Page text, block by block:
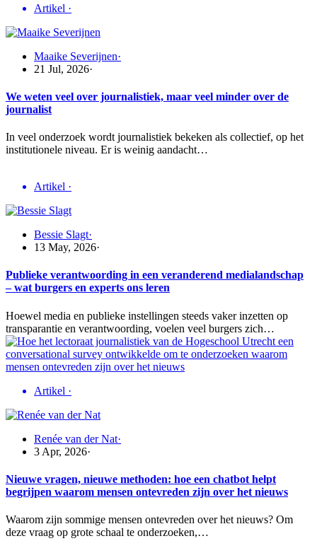
Artikel ·
Maaike Severijnen·
21 Jul, 2026·
We weten veel over journalistiek, maar veel minder over de
journalist
In veel onderzoek wordt journalistiek bekeken als collectief, op het
institutionele niveau. Er is weinig aandacht…
Artikel ·
Bessie Slagt·
13 May, 2026·
Publieke verantwoording in een veranderend medialandschap
– wat burgers en experts ons leren
Hoewel media en publieke instellingen steeds vaker inzetten op
transparantie en verantwoording, voelen veel burgers zich…
Artikel ·
Renée van der Nat·
3 Apr, 2026·
Nieuwe vragen, nieuwe methoden: hoe een chatbot helpt
begrijpen waarom mensen ontevreden zijn over het nieuws
Waarom zijn sommige mensen ontevreden over het nieuws? Om
deze vraag op grote schaal te onderzoeken,…